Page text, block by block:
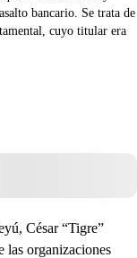
bancario. Se trata de
cuyo titular era
César “Tigre”
las organizaciones